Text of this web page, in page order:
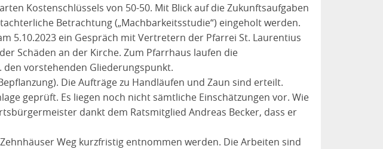
Kostenschlüssels von 50-50. Mit Blick auf die Zukunftsaufgaben
Betrachtung („Machbarkeitsstudie“) eingeholt werden.
5.10.2023 ein Gespräch mit Vertretern der Pfarrei St. Laurentius
Schäden an der Kirche. Zum Pfarrhaus laufen die
den vorstehenden Gliederungspunkt.
Die Aufträge zu Handläufen und Zaun sind erteilt.
geprüft. Es liegen noch nicht sämtliche Einschätzungen vor. Wie
dankt dem Ratsmitglied Andreas Becker, dass er
Weg kurzfristig entnommen werden. Die Arbeiten sind